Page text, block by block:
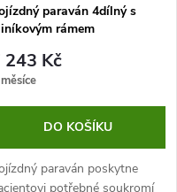
paraván 4dílný s
rámem
243 Kč
DO KOŠÍKU
paraván poskytne
potřebné soukromí